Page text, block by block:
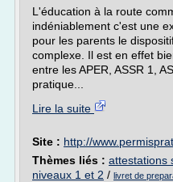
L'éducation à la route
indéniablement c'est une
pour les parents le
complexe. Il est en effet
entre les APER, ASSR 1,
pratique...
Lire la suite
Site : http://
Thèmes liés : attestations
niveaux 1 et 2 / livret de